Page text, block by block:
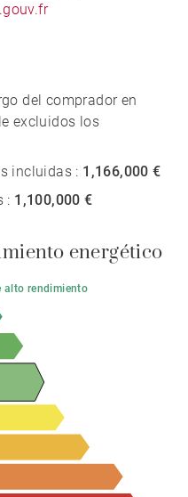
del comprador en
excluidos los
incluidas : 1,166,000 €
: 1,100,000 €
energético
alto rendimiento